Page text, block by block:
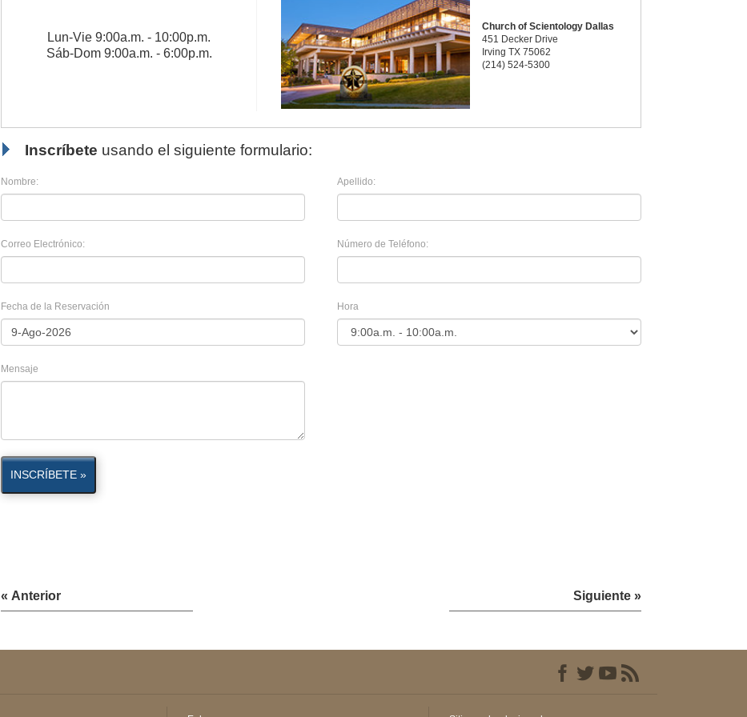
Lun-Vie 9:00a.m. - 10:00p.m.
Sáb-Dom 9:00a.m. - 6:00p.m.
Church of Scientology Dallas
451 Decker Drive
Irving TX 75062
(214) 524-5300
Inscríbete usando el siguiente formulario:
Nombre: Apellido:
Correo Electrónico: Número de Teléfono:
Fecha de la Reservación Hora
Mensaje
INSCRÍBETE »
« Anterior Siguiente »